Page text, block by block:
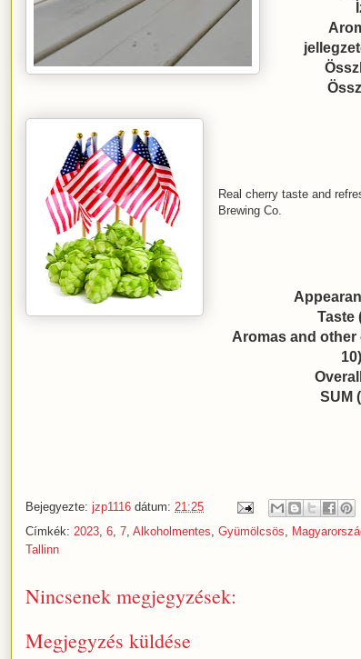
Real cherry taste and
Brewing Co.
Taste
Aromas and
SUM
Bejegyezte: jzp1116 dátum: 21:25
Címkék: 2023, 6, 7, Alkoholmentes, Gyümölcsös,
Tallinn
Nincsenek megjegyzések:
Megjegyzés küldése